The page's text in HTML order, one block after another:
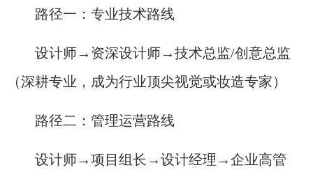
路径一：专业技术路线
设计师→资深设计师→技术总监/创意总监
（深耕专业，成为行业顶尖视觉或妆造专家）
路径二：管理运营路线
设计师→项目组长→设计经理→企业高管